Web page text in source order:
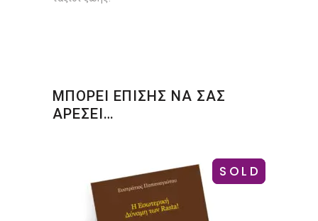
ΜΠΟΡΕΙ ΕΠΙΣΗΣ ΝΑ ΣΑΣ
ΑΡΕΣΕΙ…
-29%
SOLD